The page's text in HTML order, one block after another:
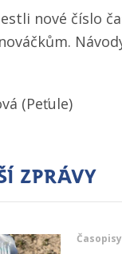
nové číslo
(Peťule)
zprávy
Časopisy